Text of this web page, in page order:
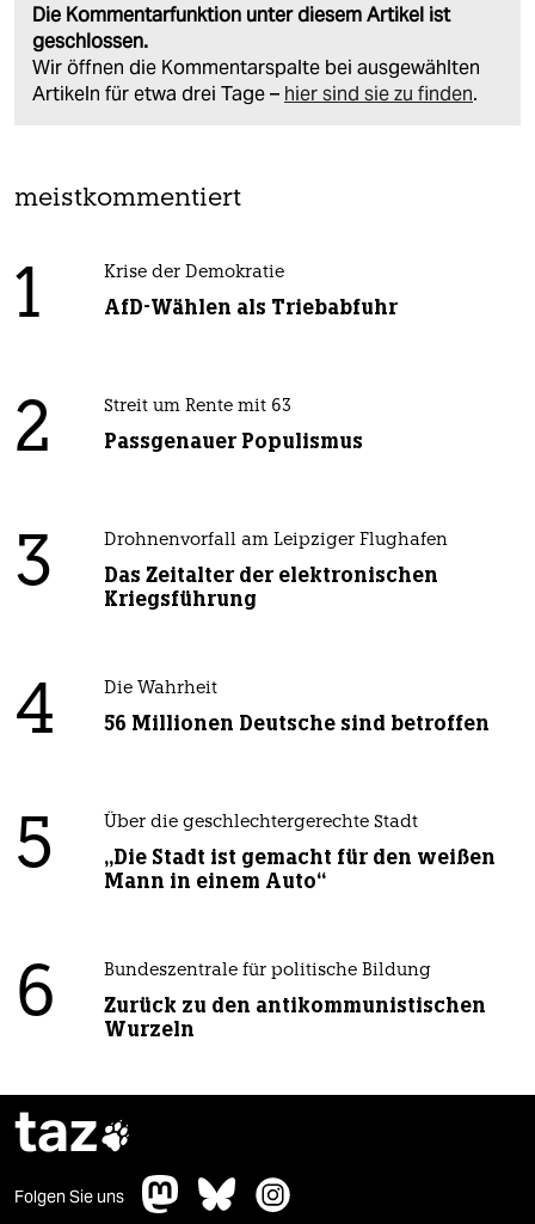
Die Kommentarfunktion unter diesem Artikel ist
geschlossen.
Wir öffnen die Kommentarspalte bei ausgewählten
Artikeln für etwa drei Tage – hier sind sie zu finden.
meistkommentiert
1 Krise der Demokratie
AfD-Wählen als Triebabfuhr
2 Streit um Rente mit 63
Passgenauer Populismus
3 Drohnenvorfall am Leipziger Flughafen
Das Zeitalter der elektronischen
Kriegsführung
4 Die Wahrheit
56 Millionen Deutsche sind betroffen
5 Über die geschlechtergerechte Stadt
„Die Stadt ist gemacht für den weißen
Mann in einem Auto“
6 Bundeszentrale für politische Bildung
Zurück zu den antikommunistischen
Wurzeln
taz
Folgen Sie uns